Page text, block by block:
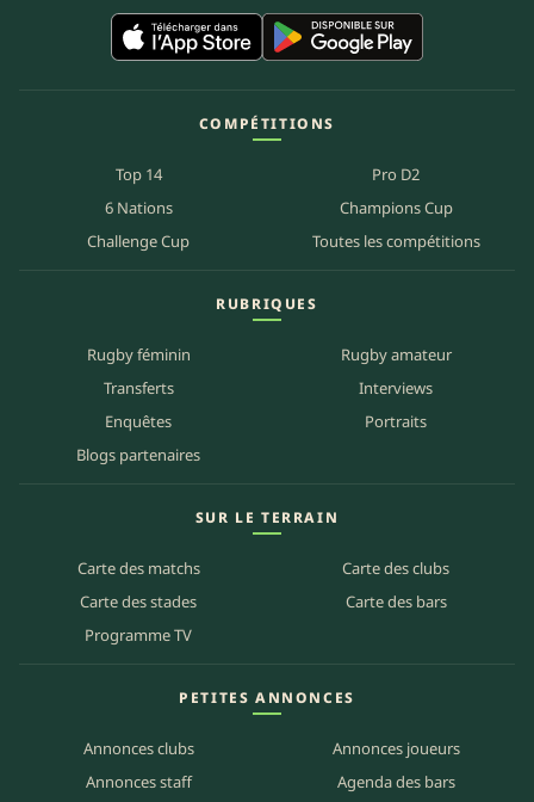
COMPÉTITIONS
Top 14
Pro D2
6 Nations
Champions Cup
Challenge Cup
Toutes les compétitions
RUBRIQUES
Rugby féminin
Rugby amateur
Transferts
Interviews
Enquêtes
Portraits
Blogs partenaires
SUR LE TERRAIN
Carte des matchs
Carte des clubs
Carte des stades
Carte des bars
Programme TV
PETITES ANNONCES
Annonces clubs
Annonces joueurs
Annonces staff
Agenda des bars